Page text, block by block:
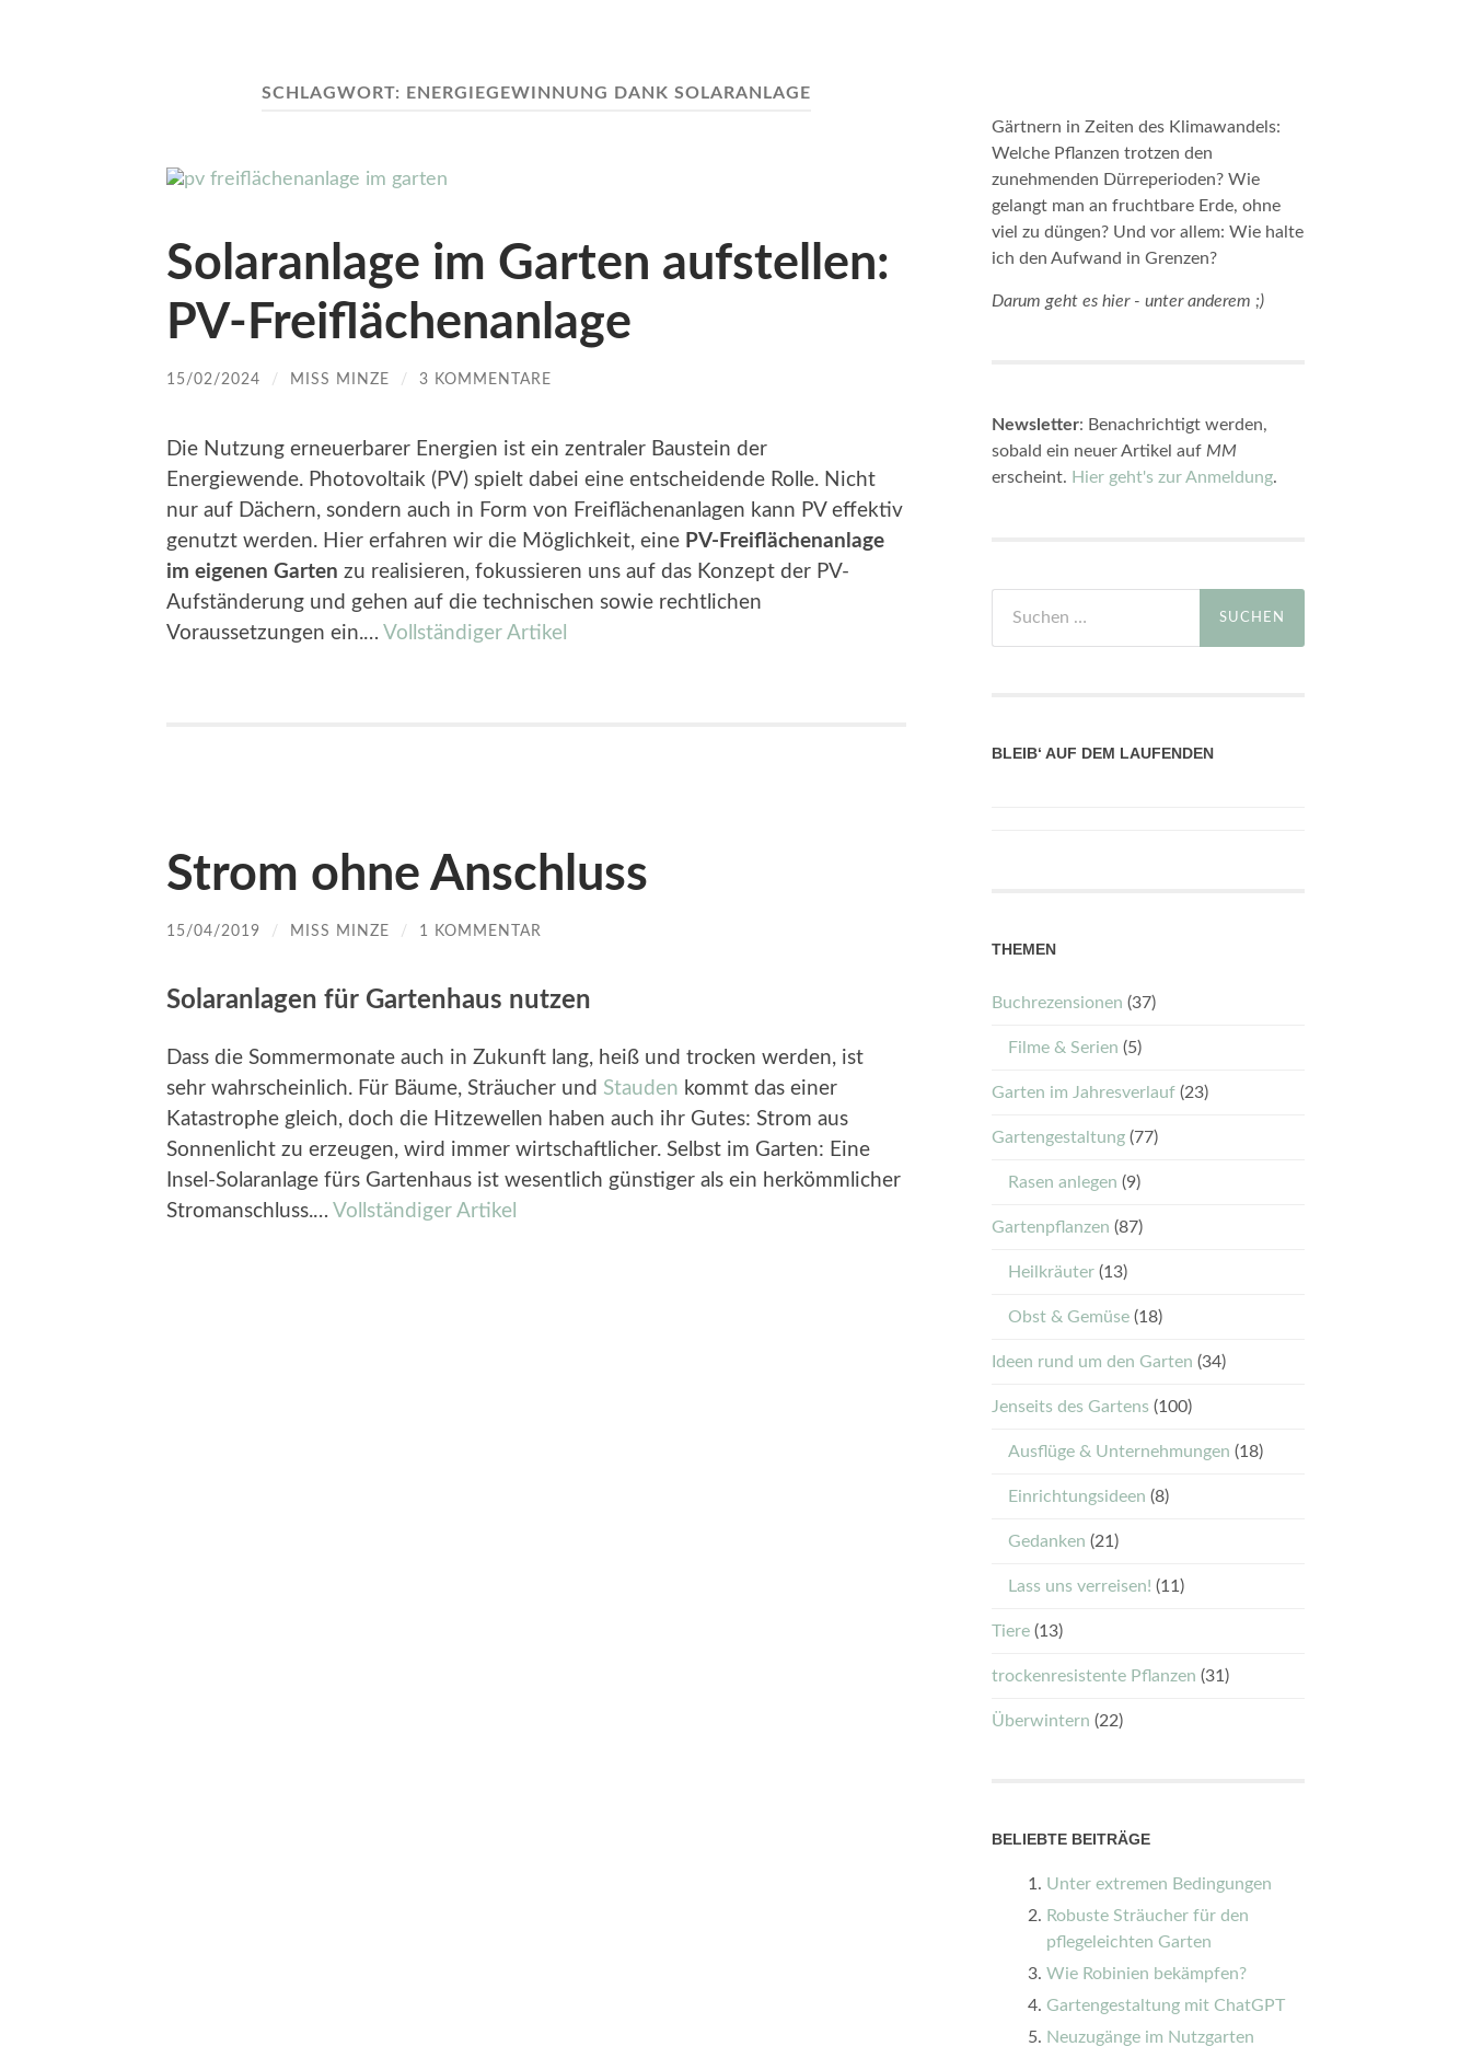
SCHLAGWORT: ENERGIEGEWINNUNG DANK SOLARANLAGE
Solaranlage im Garten aufstellen:
PV-Freiflächenanlage
15/02/2024 / MISS MINZE / 3 KOMMENTARE
Die Nutzung erneuerbarer Energien ist ein zentraler Baustein der
Energiewende. Photovoltaik (PV) spielt dabei eine entscheidende Rolle. Nicht
nur auf Dächern, sondern auch in Form von Freiflächenanlagen kann PV effektiv
genutzt werden. Hier erfahren wir die Möglichkeit, eine PV-Freiflächenanlage
im eigenen Garten zu realisieren, fokussieren uns auf das Konzept der PV-
Aufständerung und gehen auf die technischen sowie rechtlichen
Voraussetzungen ein.… Vollständiger Artikel
Strom ohne Anschluss
15/04/2019 / MISS MINZE / 1 KOMMENTAR
Solaranlagen für Gartenhaus nutzen
Dass die Sommermonate auch in Zukunft lang, heiß und trocken werden, ist
sehr wahrscheinlich. Für Bäume, Sträucher und Stauden kommt das einer
Katastrophe gleich, doch die Hitzewellen haben auch ihr Gutes: Strom aus
Sonnenlicht zu erzeugen, wird immer wirtschaftlicher. Selbst im Garten: Eine
Insel-Solaranlage fürs Gartenhaus ist wesentlich günstiger als ein herkömmlicher
Stromanschluss.… Vollständiger Artikel
Gärtnern in Zeiten des Klimawandels:
Welche Pflanzen trotzen den
zunehmenden Dürreperioden? Wie
gelangt man an fruchtbare Erde, ohne
viel zu düngen? Und vor allem: Wie halte
ich den Aufwand in Grenzen?
Darum geht es hier - unter anderem ;)
Newsletter: Benachrichtigt werden,
sobald ein neuer Artikel auf MM
erscheint. Hier geht's zur Anmeldung.
nach:
BLEIB‘ AUF DEM LAUFENDEN
THEMEN
Buchrezensionen (37)
Filme & Serien (5)
Garten im Jahresverlauf (23)
Gartengestaltung (77)
Rasen anlegen (9)
Gartenpflanzen (87)
Heilkräuter (13)
Obst & Gemüse (18)
Ideen rund um den Garten (34)
Jenseits des Gartens (100)
Ausflüge & Unternehmungen (18)
Einrichtungsideen (8)
Gedanken (21)
Lass uns verreisen! (11)
Tiere (13)
trockenresistente Pflanzen (31)
Überwintern (22)
BELIEBTE BEITRÄGE
Unter extremen Bedingungen
Robuste Sträucher für den
pflegeleichten Garten
Wie Robinien bekämpfen?
Gartengestaltung mit ChatGPT
Neuzugänge im Nutzgarten